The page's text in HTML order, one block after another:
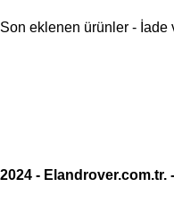
Son eklenen ürünler - İade
2024 - Elandrover.com.tr.